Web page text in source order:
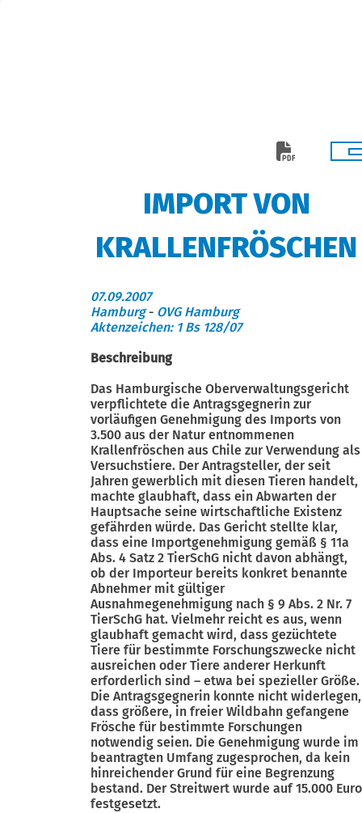
IMPORT VON
KRALLENFRÖSCHEN
07.09.2007
Hamburg- OVG Hamburg
Aktenzeichen: 1 Bs 128/07
Beschreibung
Das Hamburgische Oberverwaltungsgericht
verpflichtete die Antragsgegnerin zur
vorläufigen Genehmigung des Imports von
3.500 aus der Natur entnommenen
Krallenfröschen aus Chile zur Verwendung als
Versuchstiere. Der Antragsteller, der seit
Jahren gewerblich mit diesen Tieren handelt,
machte glaubhaft, dass ein Abwarten der
Hauptsache seine wirtschaftliche Existenz
gefährden würde. Das Gericht stellte klar,
dass eine Importgenehmigung gemäß § 11a
Abs. 4 Satz 2 TierSchG nicht davon abhängt,
ob der Importeur bereits konkret benannte
Abnehmer mit gültiger
Ausnahmegenehmigung nach § 9 Abs. 2 Nr. 7
TierSchG hat. Vielmehr reicht es aus, wenn
glaubhaft gemacht wird, dass gezüchtete
Tiere für bestimmte Forschungszwecke nicht
ausreichen oder Tiere anderer Herkunft
erforderlich sind – etwa bei spezieller Größe.
Die Antragsgegnerin konnte nicht widerlegen,
dass größere, in freier Wildbahn gefangene
Frösche für bestimmte Forschungen
notwendig seien. Die Genehmigung wurde im
beantragten Umfang zugesprochen, da kein
hinreichender Grund für eine Begrenzung
bestand. Der Streitwert wurde auf 15.000 Euro
festgesetzt.